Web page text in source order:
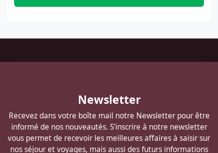
de
Newsletter
Recevez dans votre boîte mail notre Newsletter pour être
informé de nos nouveautés. S'inscrire à notre newsletter
vous permet de recevoir les meilleures affaires à saisir sur
nos séjour et voyages, mais aussi des futurs informations